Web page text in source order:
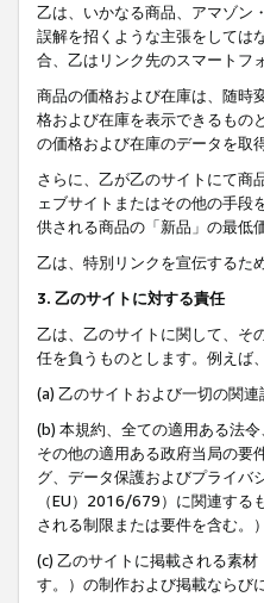
乙は、いかなる商品、アマゾン
誤解を招くような主張をしては
合、乙はリンク先のスマートフ
商品の価格および在庫は、随時
格および在庫を表示できるもの
の価格および在庫のデータを取得
さらに、乙が乙のサイトにて商
ェブサイトまたはその他の手
供される商品の「新品」の最低
乙は、特別リンクを宣伝するた
3. 乙のサイトに対する責任
乙は、乙のサイトに関して、そ
任を負うものとします。例えば
(a) 乙のサイトおよび一切の関連
(b) 本規約、全ての適用ある法
その他の適用ある政府当局の要
グ、データ保護およびプライバ
（EU）2016/679）に関連する
される制限または要件を含む。
(c) 乙のサイトに掲載される素
す。）の制作および掲載ならび